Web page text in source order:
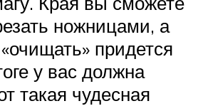
ножницами, а
придется
у вас должна
такая чудесная